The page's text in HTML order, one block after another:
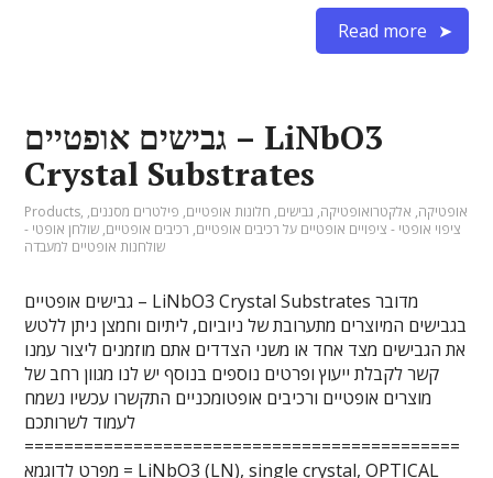
Read more
גבישים אופטיים – LiNbO3
Crystal Substrates
Products, אופטיקה, אלקטרואופטיקה, גבישים, חלונות אופטיים, פילטרים מסננים,
ציפוי אופטי - ציפויים אופטיים על רכיבים אופטיים, רכיבים אופטיים, שולחן אופטי -
שולחנות אופטיים למעבדה
גבישים אופטיים – LiNbO3 Crystal Substrates מדובר
בגבישים המיוצרים מתערובת של ניוביום, ליתיום וחמצן ניתן ללטש
את הגבישים מצד אחד או משני הצדדים אתם מוזמנים ליצור עמנו
קשר לקבלת ייעוץ ופרטים נוספים בנוסף יש לנו מגוון רחב של
מוצרים אופטיים ורכיבים אופטומכניים התקשרו עכשיו נשמח
לעמוד לשרותכם
============================================
= מפרט לדוגמא LiNbO3 (LN), single crystal, OPTICAL